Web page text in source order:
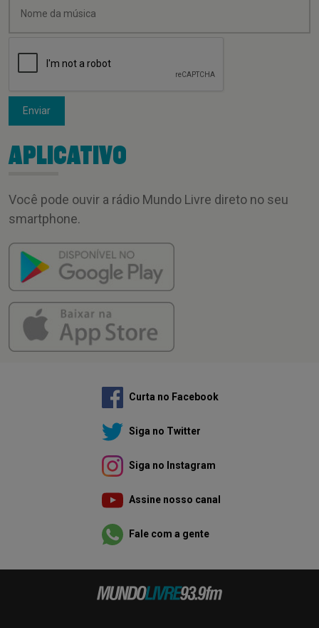
Enviar
APLICATIVO
Você pode ouvir a rádio Mundo Livre direto no seu
smartphone.
Curta no Facebook
Siga no Twitter
Siga no Instagram
Assine nosso canal
Fale com a gente